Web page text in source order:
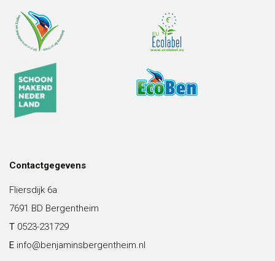
Contactgegevens
Fliersdijk 6a
7691 BD Bergentheim
T 0523-231729
E info@benjaminsbergentheim.nl